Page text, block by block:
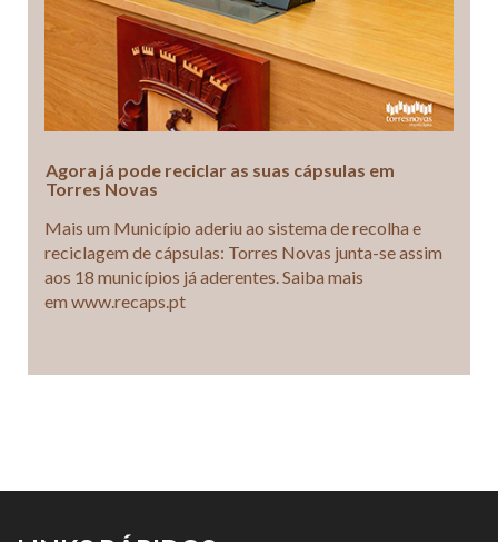
Agora já pode reciclar as suas cápsulas em
Torres Novas
Mais um Município aderiu ao sistema de recolha e
reciclagem de cápsulas: Torres Novas junta-se assim
aos 18 municípios já aderentes. Saiba mais
em www.recaps.pt